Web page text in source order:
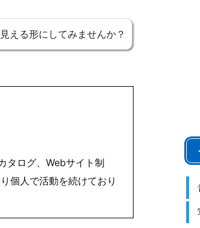
える形にしてみませんか？
タログ、Webサイト制
個人で活動を続けており